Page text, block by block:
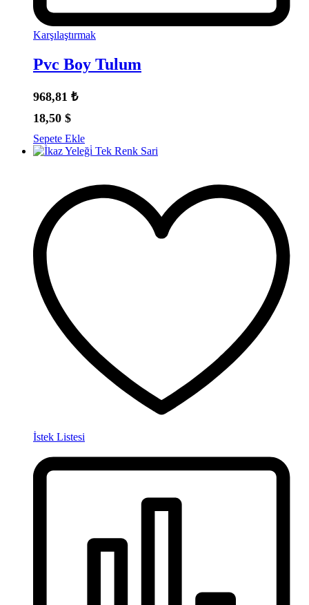
Karşılaştırmak
Pvc Boy Tulum
968,81 ₺
18,50 $
Sepete Ekle
İstek Listesi